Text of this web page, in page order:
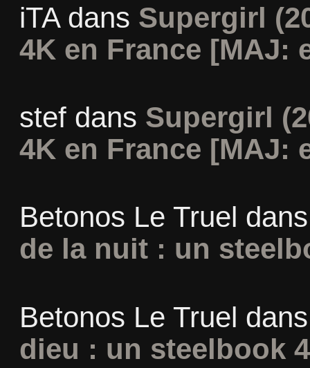
iTAdans Supergirl
4K en France [MAJ:
stefdans Supergirl
4K en France [MAJ:
Betonos Le Truel
de la nuit : un
Betonos Le Truel
dieu : un steelbook